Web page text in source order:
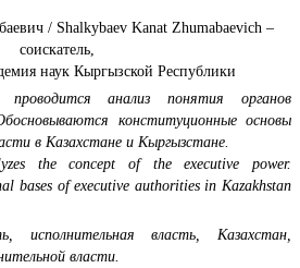
/ Shalkybaev Kanat Zhumabaevich –
соискатель,
наук Кыргызской Республики
анализ понятия органов
конституционные основы
в Казахстане и Кыргызстане.
the concept of the executive power.
bases of executive authorities in Kazakhstan
исполнительная власть, Казахстан,
власти.